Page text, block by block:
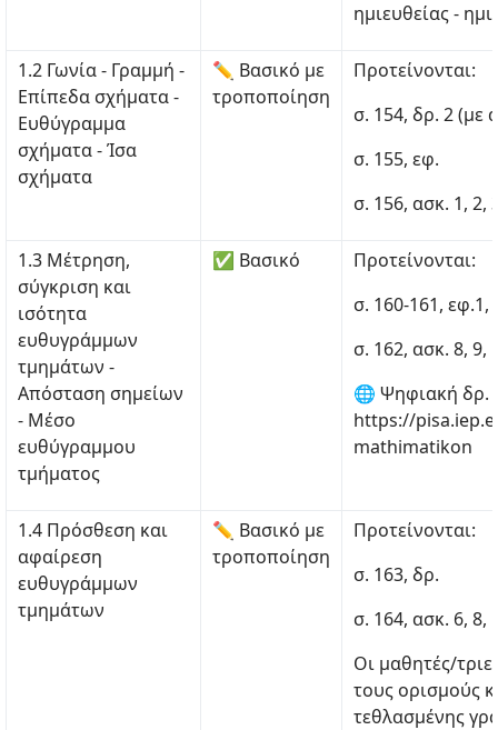
ημιευθείας -
1.2 Γωνία - Γραμμή -
Επίπεδα σχήματα -
Ευθύγραμμα
σχήματα - Ίσα
σχήματα
✏ Βασικό με
τροποποίηση
Προτείνονται:
σ. 154, δρ. 2 (με
σ. 155, εφ.
σ. 156, ασκ. 1, 2,
1.3 Μέτρηση,
σύγκριση και
ισότητα
ευθυγράμμων
τμημάτων -
Απόσταση σημείων
- Μέσο
ευθύγραμμου
τμήματος
✅ Βασικό
Προτείνονται:
σ. 160-161, εφ.1,
σ. 162, ασκ. 8, 9,
🌐 Ψηφιακή δρ.
https://
mathimatikon
1.4 Πρόσθεση και
αφαίρεση
ευθυγράμμων
τμημάτων
✏ Βασικό με
τροποποίηση
Προτείνονται:
σ. 163, δρ.
σ. 164, ασκ. 6,
Οι μαθητές/
τους ορισμούς
τεθλασμένης